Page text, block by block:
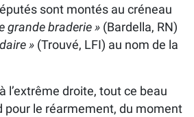
sont montés au créneau
grande braderie » (Bardella, RN)
» (Trouvé, LFI) au nom de la
l’extrême droite, tout ce beau
pour le réarmement, du moment